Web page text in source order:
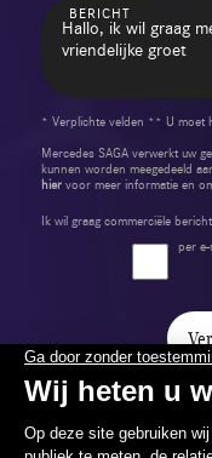
BERICHT
* Verplichte velden ** U moet
Mercedes SAGA verwerkt uw
kunnen worden meegedeeld
hiervoor meer informatie en
Ik wil graag commerciële
per e-